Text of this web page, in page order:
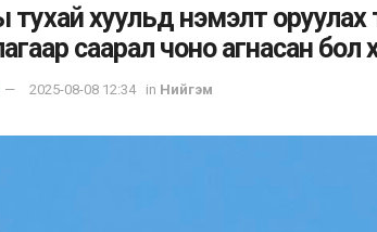
хуульд нэмэлт оруулах
саарал чоно агнасан бол
2025-08-08 12:34 in Нийгэм